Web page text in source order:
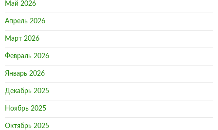
Май 2026
Апрель 2026
Март 2026
Февраль 2026
Январь 2026
Декабрь 2025
Ноябрь 2025
Октябрь 2025